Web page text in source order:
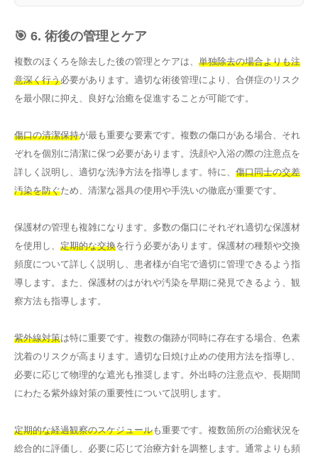
🎯 6. 術後の管理とケア
複数のほくろを除去した後の管理とケアは、 単独除去の場合よりも注
意深く行う必要があります。適切な術後管理により、合併症のリスク
を最小限に抑え、良好な治癒を促進することが可能です。
傷口の清潔保持が最も重要な要素です。複数の傷口がある場合、それ
ぞれを個別に清潔に保つ必要があります。洗顔や入浴の際の注意点を
詳しく説明し、適切な洗浄方法を指導します。特に、 傷口同士の交差
汚染を防ぐため、清潔な器具の使用や手洗いの徹底が重要です。
保護材の管理も複雑になります。多数の傷口にそれぞれ適切な保護材
を使用し、 定期的な交換を行う必要があります。保護材の種類や交換
頻度について詳しく説明し、患者様が自宅で適切に管理できるよう指
導します。また、保護材のはがれや汚染を早期に発見できるよう、観
察方法も指導します。
紫外線対策は特に重要です。複数の傷跡が同時に存在する場合、色素
沈着のリスクが高まります。適切な日焼け止めの使用方法を指導し、
必要に応じて物理的な遮光も推奨します。外出時の注意点や、長期間
にわたる紫外線対策の重要性について説明します。
定期的な経過観察のスケジュールも重要です。複数箇所の治癒状況を
総合的に評価し、必要に応じて治療方針を調整します。通常よりも頻